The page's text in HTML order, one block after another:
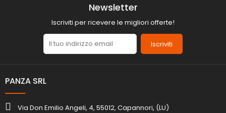
Newsletter
Iscriviti per ricevere le migliori offerte!
Iscriviti
PANZA SRL
Via Don Emilio Angeli, 4, 55012, Capannori, (LU)